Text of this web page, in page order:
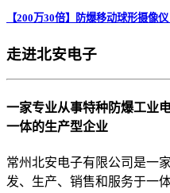
【200万30倍】防爆移动球形摄像仪
走进北安电子
一家专业从事特种防爆工业
一体的生产型企业
常州北安电子有限公司是一
发、生产、销售和服务于一